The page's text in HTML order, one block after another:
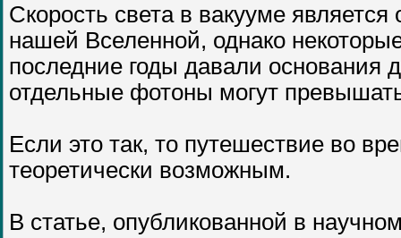
Скорость света в вакууме является
нашей Вселенной, однако
последние годы давали основания
отдельные фотоны могут
Если это так, то путешествие во
теоретически возможным.
В статье, опубликованной в